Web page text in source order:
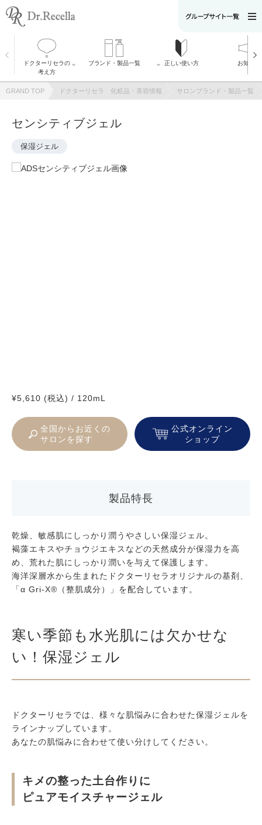
ドクターリセラの
考え方
ドクターリセラ
の考え方
α Gri-X（アルフ
メッセージ
開発者の想い
ャーソープ
アクアヴィーナ
ブランド・製品一覧
Recella Diva
リボディー・プ
Natulisty
ACLESS
正しい使い方 お知らせ
GRAND TOP ドクターリセラ 化粧品・美容情報 サロンブランド・製品一覧
センシティブジェル
保湿ジェル
¥5,610 (税込) / 120mL
全国からお近くの
サロンを探す
公式オンライン
ショップ
製品特長
乾燥、敏感肌にしっかり潤うやさしい保湿ジェル。
褐藻エキスやチョウジエキスなどの天然成分が保湿力を高
め、荒れた肌にしっかり潤いを与えて保護します。
海洋深層水から生まれたドクターリセラオリジナルの基剤、
「α Gri-X®︎（整肌成分）」を配合しています。
寒い季節も水光肌には欠かせな
い！保湿ジェル
ドクターリセラでは、様々な肌悩みに合わせた保湿ジェルを
ラインナップしています。
あなたの肌悩みに合わせて使い分けしてください。
キメの整った土台作りに
ピュアモイスチャージェル